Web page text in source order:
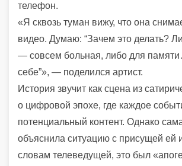
телефон.
«Я сквозь туман вижу, что она
видео. Думаю: “Зачем это делать?
— совсем больная, либо для
себе”», — поделился артист.
История звучит как сцена из
о цифровой эпохе, где каждое
потенциальный контент. Однако
объяснила ситуацию с присущей ей
словам телеведущей, это был